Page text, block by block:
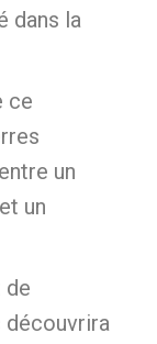
dans la
ce
un
un
de
découvrira